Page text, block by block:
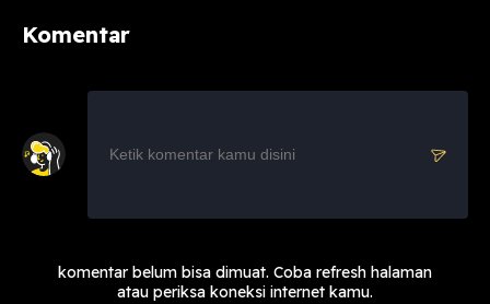
Komentar
komentar belum bisa dimuat. Coba refresh halaman
atau periksa koneksi internet kamu.